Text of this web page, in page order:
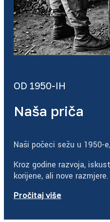
OD 1950-IH
Naša priča
Naši počeci sežu u 1950-
Kroz godine razvoja,
korijene, ali nove razmjere.
Pročitaj više